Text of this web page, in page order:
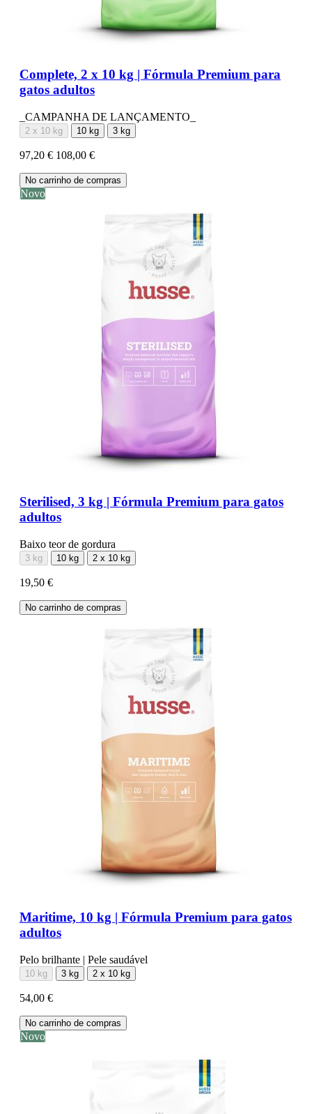
Complete, 2 x 10 kg | Fórmula Premium para
gatos adultos
_CAMPANHA DE LANÇAMENTO_
2 x 10 kg 10 kg 3 kg
97,20 € 108,00 €
No carrinho de compras
Novo
Sterilised, 3 kg | Fórmula Premium para gatos
adultos
Baixo teor de gordura
3 kg 10 kg 2 x 10 kg
19,50 €
No carrinho de compras
Maritime, 10 kg | Fórmula Premium para gatos
adultos
Pelo brilhante | Pele saudável
10 kg 3 kg 2 x 10 kg
54,00 €
No carrinho de compras
Novo